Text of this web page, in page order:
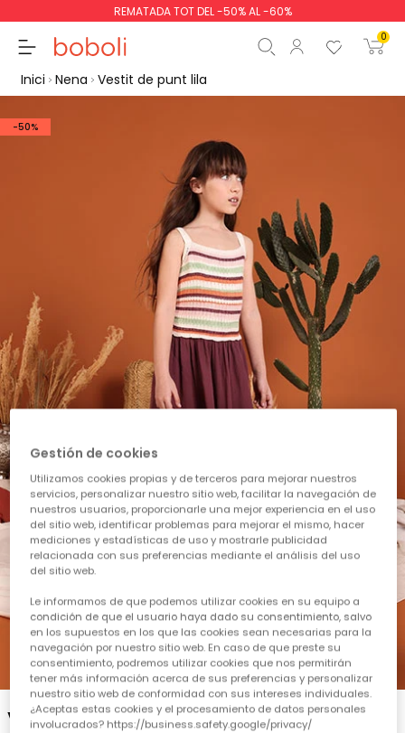
REMATADA TOT DEL -50% AL -60%
0
Començar la
Inici Nena Vestit de punt lila
-50%
1 2 3 4 5 6
Vestit de punt lila
Gestión de cookies
Utilizamos cookies propias y de terceros para mejorar nuestros
servicios, personalizar nuestro sitio web, facilitar la navegación de
nuestros usuarios, proporcionarle una mejor experiencia en el uso
del sitio web, identificar problemas para mejorar el mismo, hacer
mediciones y estadísticas de uso y mostrarle publicidad
relacionada con sus preferencias mediante el análisis del uso
del sitio web.
Le informamos de que podemos utilizar cookies en su equipo a
condición de que el usuario haya dado su consentimiento, salvo
en los supuestos en los que las cookies sean necesarias para la
navegación por nuestro sitio web. En caso de que preste su
consentimiento, podremos utilizar cookies que nos permitirán
tener más información acerca de sus preferencias y personalizar
nuestro sitio web de conformidad con sus intereses individuales.
¿Aceptas estas cookies y el procesamiento de datos personales
involucrados? https://business.safety.google/privacy/